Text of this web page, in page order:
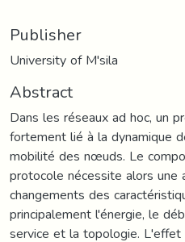
Publisher
University of M'sila
Abstract
Dans les réseaux ad hoc, un
fortement lié à la dynamique
mobilité des nœuds. Le
protocole nécessite alors
changements des
principalement l'énergie, le
service et la topologie.